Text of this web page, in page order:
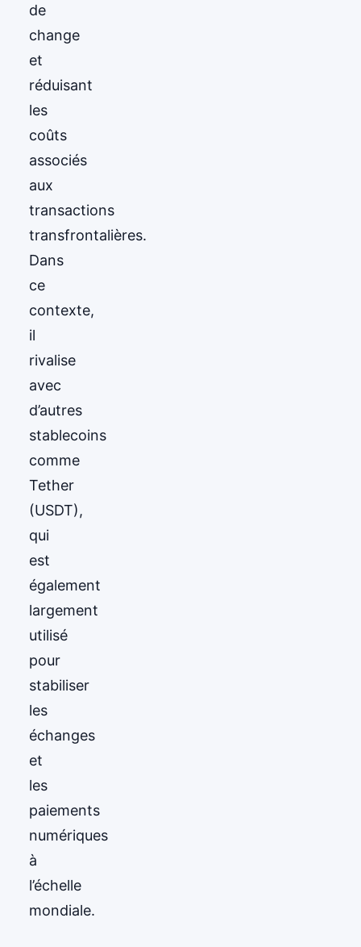
de
change
et
réduisant
les
coûts
associés
aux
transactions
transfrontalières.
Dans
ce
contexte,
il
rivalise
avec
d’autres
stablecoins
comme
Tether
(USDT),
qui
est
également
largement
utilisé
pour
stabiliser
les
échanges
et
les
paiements
numériques
à
l’échelle
mondiale.